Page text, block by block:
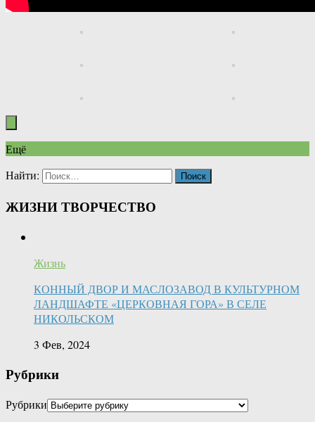
Ещё
Найти:
ЖИЗНИ ТВОРЧЕСТВО
Жизнь
КОННЫЙ ДВОР И МАСЛОЗАВОД В КУЛЬТУРНОМ
ЛАНДШАФТЕ «ЦЕРКОВНАЯ ГОРА» В СЕЛЕ
НИКОЛЬСКОМ
3 Фев, 2024
Рубрики
Рубрики